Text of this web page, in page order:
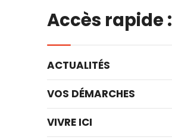
Accès rapide :
ACTUALITÉS
VOS DÉMARCHES
VIVRE ICI